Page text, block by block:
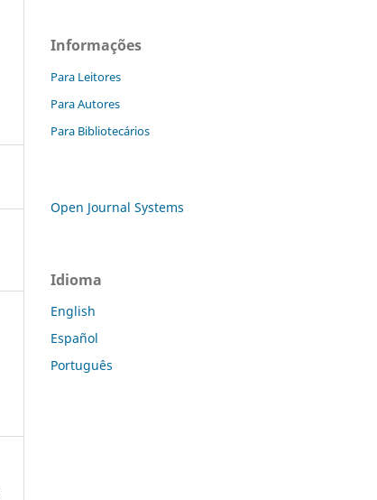
Informações
Para Leitores
Para Autores
Para Bibliotecários
Open Journal Systems
Idioma
English
Español
Português